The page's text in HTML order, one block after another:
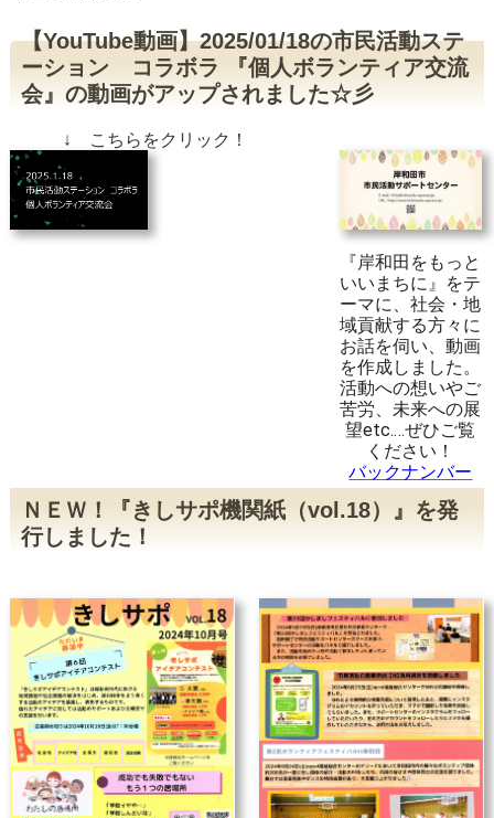
【YouTube動画】2025/01/18の市民活動ステ
ーション コラボラ 『個人ボランティア交流
会』の動画がアップされました☆彡
↓ こちらをクリック！
『岸和田をもっと
いいまちに』をテ
ーマに、社会・地
域貢献する方々に
お話を伺い、動画
を作成しました。
活動への想いやご
苦労、未来への展
望etc.…ぜひご覧
ください！
バックナンバー
ＮＥＷ！『きしサポ機関紙（vol.18）』を発
行しました！